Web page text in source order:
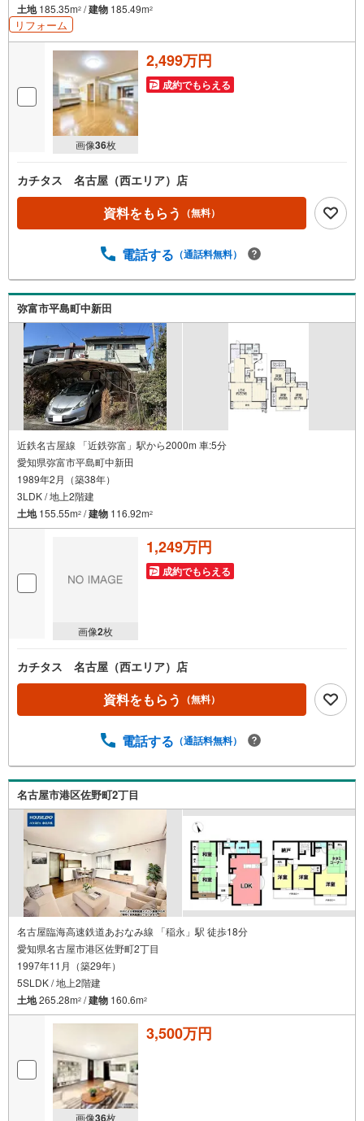
土地185.35m2 /建物 185.49m2
リフォーム
画像36枚
2,499万円
成約でもらえる
カチタス 名古屋（西エリア）店
資料をもらう （無料）
電話する （通話料無料）
弥富市平島町中新田
近鉄名古屋線 「近鉄弥富」駅から2000m 車:5分
愛知県弥富市平島町中新田
1989年2月（築38年）
3LDK / 地上2階建
土地155.55m2 /建物 116.92m2
画像2枚
1,249万円
成約でもらえる
カチタス 名古屋（西エリア）店
資料をもらう （無料）
電話する （通話料無料）
名古屋市港区佐野町2丁目
名古屋臨海高速鉄道あおなみ線 「稲永」駅 徒歩18分
愛知県名古屋市港区佐野町2丁目
1997年11月（築29年）
5SLDK / 地上2階建
土地265.28m2 /建物 160.6m2
画像36枚
3,500万円